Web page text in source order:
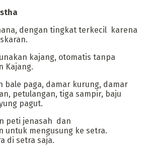
dengan tingkat terkecil karena
kajang, otomatis tanpa
Kajang.
bale paga, damar kurung, damar
petulangan, tiga sampir, baju
pagut.
peti jenasah dan
untuk mengusung ke setra.
di setra saja.